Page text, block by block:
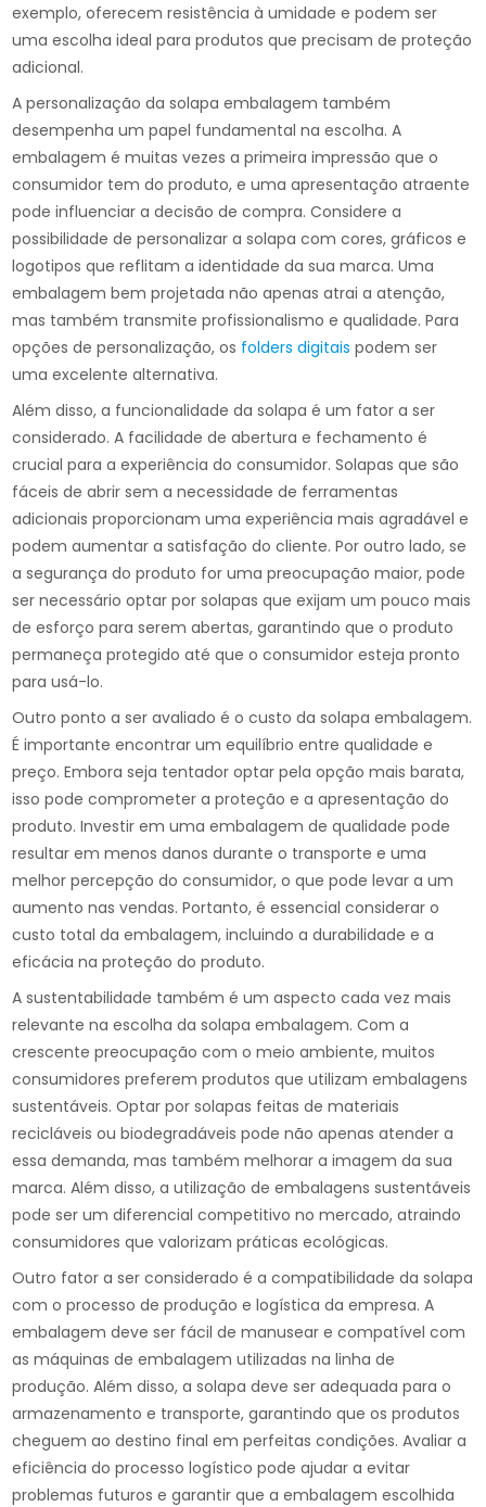
exemplo, oferecem resistência à umidade e podem ser
uma escolha ideal para produtos que precisam de proteção
adicional.
A personalização da solapa embalagem também
desempenha um papel fundamental na escolha. A
embalagem é muitas vezes a primeira impressão que o
consumidor tem do produto, e uma apresentação atraente
pode influenciar a decisão de compra. Considere a
possibilidade de personalizar a solapa com cores, gráficos e
logotipos que reflitam a identidade da sua marca. Uma
embalagem bem projetada não apenas atrai a atenção,
mas também transmite profissionalismo e qualidade. Para
opções de personalização, os folders digitais podem ser
uma excelente alternativa.
Além disso, a funcionalidade da solapa é um fator a ser
considerado. A facilidade de abertura e fechamento é
crucial para a experiência do consumidor. Solapas que são
fáceis de abrir sem a necessidade de ferramentas
adicionais proporcionam uma experiência mais agradável e
podem aumentar a satisfação do cliente. Por outro lado, se
a segurança do produto for uma preocupação maior, pode
ser necessário optar por solapas que exijam um pouco mais
de esforço para serem abertas, garantindo que o produto
permaneça protegido até que o consumidor esteja pronto
para usá-lo.
Outro ponto a ser avaliado é o custo da solapa embalagem.
É importante encontrar um equilíbrio entre qualidade e
preço. Embora seja tentador optar pela opção mais barata,
isso pode comprometer a proteção e a apresentação do
produto. Investir em uma embalagem de qualidade pode
resultar em menos danos durante o transporte e uma
melhor percepção do consumidor, o que pode levar a um
aumento nas vendas. Portanto, é essencial considerar o
custo total da embalagem, incluindo a durabilidade e a
eficácia na proteção do produto.
A sustentabilidade também é um aspecto cada vez mais
relevante na escolha da solapa embalagem. Com a
crescente preocupação com o meio ambiente, muitos
consumidores preferem produtos que utilizam embalagens
sustentáveis. Optar por solapas feitas de materiais
recicláveis ou biodegradáveis pode não apenas atender a
essa demanda, mas também melhorar a imagem da sua
marca. Além disso, a utilização de embalagens sustentáveis
pode ser um diferencial competitivo no mercado, atraindo
consumidores que valorizam práticas ecológicas.
Outro fator a ser considerado é a compatibilidade da solapa
com o processo de produção e logística da empresa. A
embalagem deve ser fácil de manusear e compatível com
as máquinas de embalagem utilizadas na linha de
produção. Além disso, a solapa deve ser adequada para o
armazenamento e transporte, garantindo que os produtos
cheguem ao destino final em perfeitas condições. Avaliar a
eficiência do processo logístico pode ajudar a evitar
problemas futuros e garantir que a embalagem escolhida